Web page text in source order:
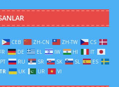
CEB ZH-CN ZH-TW
CS
FR DE EL IW HI
IT
PT RU SR SK SL
ES
TR UK UR VI